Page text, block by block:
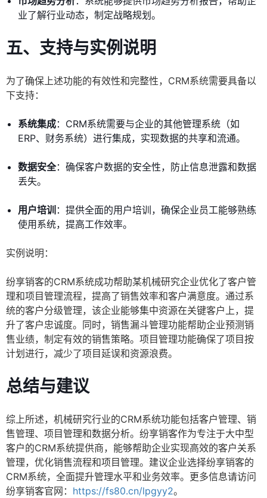
业了解行业动态，制定战略规划。
五、支持与实例说明
为了确保上述功能的有效性和完整性，CRM系统需要具备以
下支持：
系统集成：CRM系统需要与企业的其他管理系统（如
ERP、财务系统）进行集成，实现数据的共享和流通。
数据安全：确保客户数据的安全性，防止信息泄露和数据
丢失。
用户培训 ：提供全面的用户培训，确保企业员工能够熟练
使用系统，提高工作效率。
实例说明：
纷享销客的CRM系统成功帮助某机械研究企业优化了客户管
理和项目管理流程，提高了销售效率和客户满意度。通过系
统的客户分级管理，该企业能够集中资源在关键客户上，提
升了客户忠诚度。同时，销售漏斗管理功能帮助企业预测销
售业绩，制定有效的销售策略。项目管理功能确保了项目按
计划进行，减少了项目延误和资源浪费。
总结与建议
综上所述，机械研究行业的CRM系统功能包括客户管理、销
售管理、项目管理和数据分析。纷享销客作为专注于大中型
客户的CRM系统提供商，能够帮助企业实现高效的客户关系
管理，优化销售流程和项目管理。建议企业选择纷享销客的
CRM系统，全面提升管理水平和业务效率。更多信息请访问
纷享销客官网： https://fs80.cn/lpgyy2。